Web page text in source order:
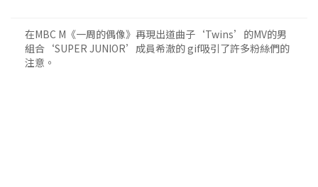
在MBC M《一周的偶像》再現出道曲子‘Twins’的MV的男
組合‘SUPER JUNIOR’成員希澈的 gif吸引了許多粉絲們的
注意。